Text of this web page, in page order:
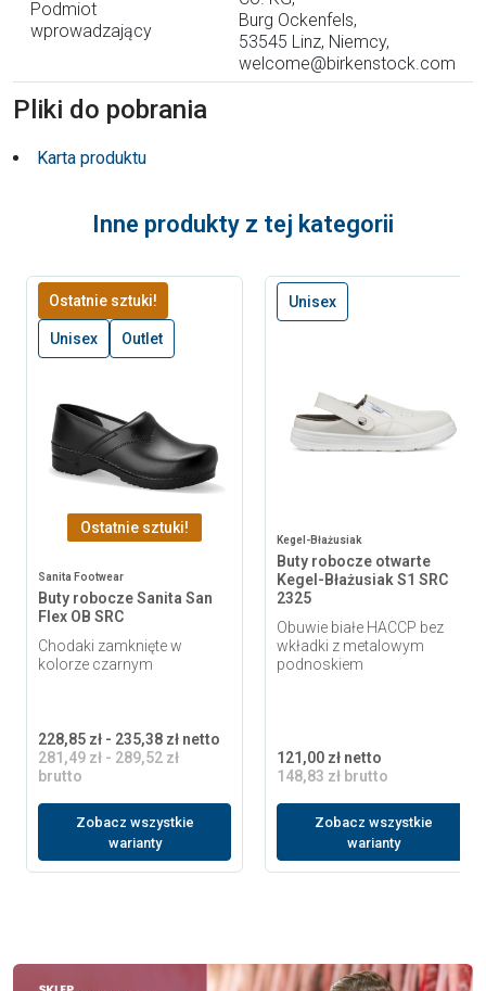
Podmiot
wprowadzający
Burg Ockenfels,
53545 Linz, Niemcy,
welcome@birkenstock.com
Pliki do pobrania
Karta produktu
Inne produkty z tej kategorii
Ostatnie sztuki!
Unisex Outlet
Ostatnie sztuki!
Sanita Footwear
Buty robocze Sanita San
Flex OB SRC
Chodaki zamknięte w
kolorze czarnym
228,85 zł - 235,38 zł netto
281,49 zł - 289,52 zł
brutto
Zobacz wszystkie
warianty
Unisex
Kegel-Błażusiak
Buty robocze otwarte
Kegel-Błażusiak S1 SRC
2325
Obuwie białe HACCP bez
wkładki z metalowym
podnoskiem
121,00 zł netto
148,83 zł brutto
Zobacz wszystkie
warianty